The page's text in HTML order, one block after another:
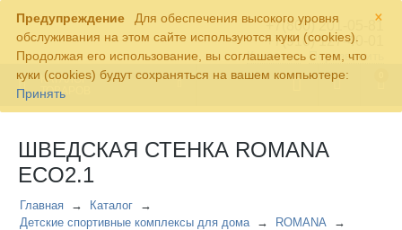
×
Предупреждение
Для обеспечения высокого уровня
обслуживания на этом сайте используются куки (cookies).
Продолжая его использование, вы соглашаетесь с тем, что
куки (cookies) будут сохраняться на вашем компьютере:
Принять
+7(800) 201-05-81
+7(910) 127-40-01
Контакты Перезвонить
КАТАЛОГ
ТОВАРОВ
ШВЕДСКАЯ СТЕНКА ROMANA
ECO2.1
Главная
Каталог
Детские спортивные комплексы для дома
ROMANA